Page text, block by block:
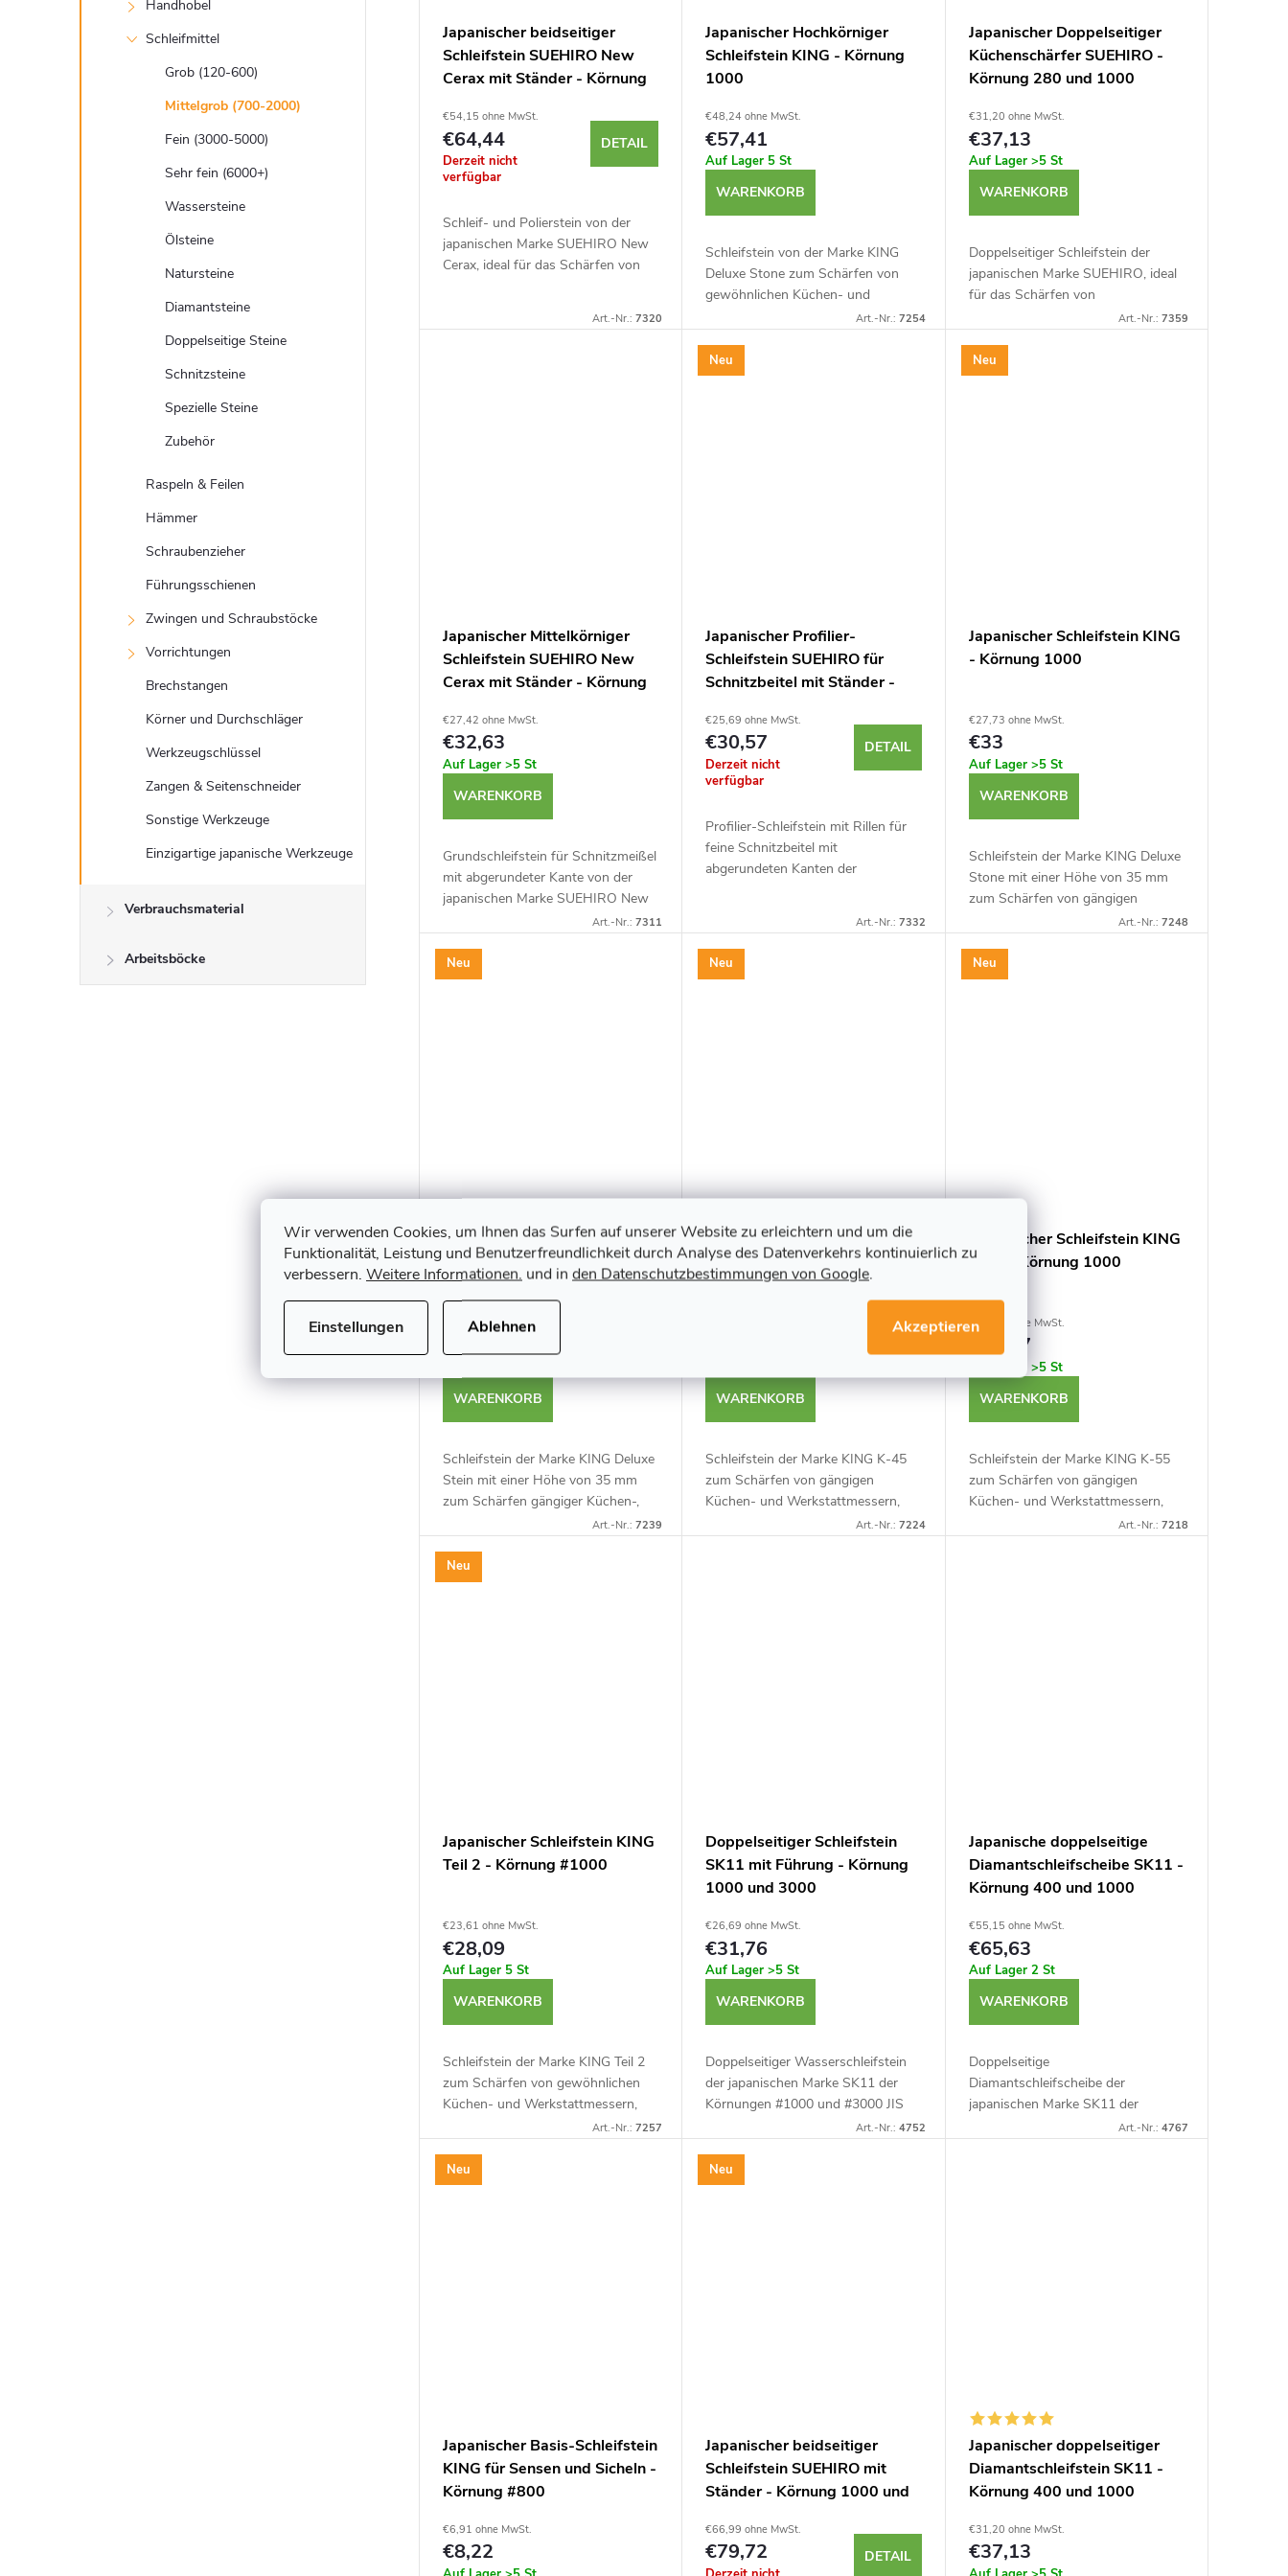
Wir verwenden Cookies, um Ihnen das Surfen auf unserer Website zu erleichtern und um die
Funktionalität, Leistung und Benutzerfreundlichkeit durch Analyse des Datenverkehrs kontinuierlich zu
verbessern. Weitere Informationen. und in den Datenschutzbestimmungen von Google.
Einstellungen Ablehnen Akzeptieren
Handhobel
Schleifmittel
Grob (120-600)
Mittelgrob (700-2000)
Fein (3000-5000)
Sehr fein (6000+)
Wassersteine
Ölsteine
Natursteine
Diamantsteine
Doppelseitige Steine
Schnitzsteine
Spezielle Steine
Zubehör
Raspeln & Feilen
Hämmer
Schraubenzieher
Führungsschienen
Zwingen und Schraubstöcke
Vorrichtungen
Brechstangen
Körner und Durchschläger
Werkzeugschlüssel
Zangen & Seitenschneider
Sonstige Werkzeuge
Einzigartige japanische Werkzeuge
Verbrauchsmaterial
Arbeitsböcke
u
Japanischer beidseitiger
Schleifstein SUEHIRO New
Cerax mit Ständer - Körnung
€54,15 ohne MwSt.
€64,44
Derzeit nicht
verfügbar
DETAIL
Schleif- und Polierstein von der
japanischen Marke SUEHIRO New
Cerax, ideal für das Schärfen von
kleinen Menge Wasser. Körnung...
Art.-Nr.:7320
Japanischer Hochkörniger
Schleifstein KING - Körnung
1000
€48,24 ohne MwSt.
€57,41
Auf Lager 5 St
WARENKORB
Schleifstein von der Marke KING
Deluxe Stone zum Schärfen von
gewöhnlichen Küchen- und
Wasserschleifstein mit einer
Körnung von...
Art.-Nr.: 7254
Japanischer Doppelseitiger
Küchenschärfer SUEHIRO -
Körnung 280 und 1000
€31,20 ohne MwSt.
€37,13
Auf Lager >5 St
WARENKORB
Doppelseitiger Schleifstein der
japanischen Marke SUEHIRO, ideal
für das Schärfen von
Küchenmessern und anderen
kleinen Menge Wasser. Körnung
#280 und...
Art.-Nr.: 7359
Japanischer Mittelkörniger
Schleifstein SUEHIRO New
Cerax mit Ständer - Körnung
€27,42 ohne MwSt.
€32,63
Auf Lager >5 St
WARENKORB
Grundschleifstein für Schnitzmeißel
mit abgerundeter Kante von der
japanischen Marke SUEHIRO New
Cerax ideal für das Schärfen von
Menge Wasser....
Art.-Nr.:7311
Neu
Japanischer Profilier-
Schleifstein SUEHIRO für
Schnitzbeitel mit Ständer -
€25,69 ohne MwSt.
€30,57
Derzeit nicht
verfügbar
DETAIL
Profilier-Schleifstein mit Rillen für
feine Schnitzbeitel mit
abgerundeten Kanten der
einer geringen Menge...
Art.-Nr.: 7332
Neu
Japanischer Schleifstein KING
- Körnung 1000
€27,73 ohne MwSt.
€33
Auf Lager >5 St
WARENKORB
Schleifstein der Marke KING Deluxe
Stone mit einer Höhe von 35 mm
zum Schärfen von gängigen
Küchen- und Werkstattmessern,
Wasserschleifstein mit...
Art.-Nr.: 7248
Neu
Japanischer Schleifstein KING
- Körnung 800
€27,42 ohne MwSt.
€32,63
WARENKORB
Schleifstein der Marke KING Deluxe
Stein mit einer Höhe von 35 mm
zum Schärfen gängiger Küchen-,
Werkstattmesser, Tischlermeißel
einer Körnung...
Art.-Nr.:7239
Neu
Japanischer Schleifstein KING
K-45 - Körnung 1000
WARENKORB
Schleifstein der Marke KING K-45
zum Schärfen von gängigen
Küchen- und Werkstattmessern,
Tischlermeißeln und Hobeln.Art.-Nr.: 7224
Neu
Japanischer Schleifstein KING
K-55 - Körnung 1000
€24,26 ohne MwSt.
€28,87
>5 St
WARENKORB
Schleifstein der Marke KING K-55
zum Schärfen von gängigen
Küchen- und Werkstattmessern,
Art.-Nr.: 7218
Neu
Japanischer Schleifstein KING
Teil 2 - Körnung #1000
€23,61 ohne MwSt.
€28,09
Auf Lager 5 St
WARENKORB
Schleifstein der Marke KING Teil 2
zum Schärfen von gewöhnlichen
Küchen- und Werkstattmessern,
Zimmermannsmeißeln und Hobeln.
Körnung von #1000....
Art.-Nr.:7257
Doppelseitiger Schleifstein
SK11 mit Führung - Körnung
1000 und 3000
€26,69 ohne MwSt.
€31,76
Auf Lager>5 St
WARENKORB
Doppelseitiger Wasserschleifstein
der japanischen Marke SK11 der
Körnungen #1000 und #3000 JIS
zum Schärfen von Messerklingen,
Inklusive Ständer...
Art.-Nr.: 4752
Japanische doppelseitige
Diamantschleifscheibe SK11 -
Körnung 400 und 1000
€55,15 ohne MwSt.
€65,63
Auf Lager 2 St
WARENKORB
Doppelseitige
Diamantschleifscheibe der
japanischen Marke SK11 der
Körnungen #400 und #1000 JIS
Art.-Nr.: 4767
Neu
Japanischer Basis-Schleifstein
KING für Sensen und Sicheln -
Körnung #800
€6,91 ohne MwSt.
€8,22
Neu
Japanischer beidseitiger
Schleifstein SUEHIRO mit
Ständer - Körnung 1000 und
€66,99 ohne MwSt.
€79,72 DETAIL
Japanischer doppelseitiger
Diamantschleifstein SK11 -
Körnung 400 und 1000
€31,20 ohne MwSt.
€37,13